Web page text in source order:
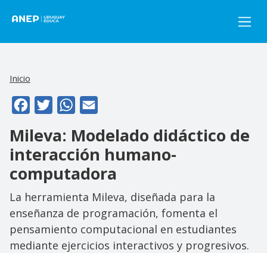
Inicio
FacebookTwitterWhatsApp
Mileva: Modelado didáctico de
interacción humano-
computadora
La herramienta Mileva, diseñada para la
enseñanza de programación, fomenta el
pensamiento computacional en estudiantes
mediante ejercicios interactivos y progresivos.